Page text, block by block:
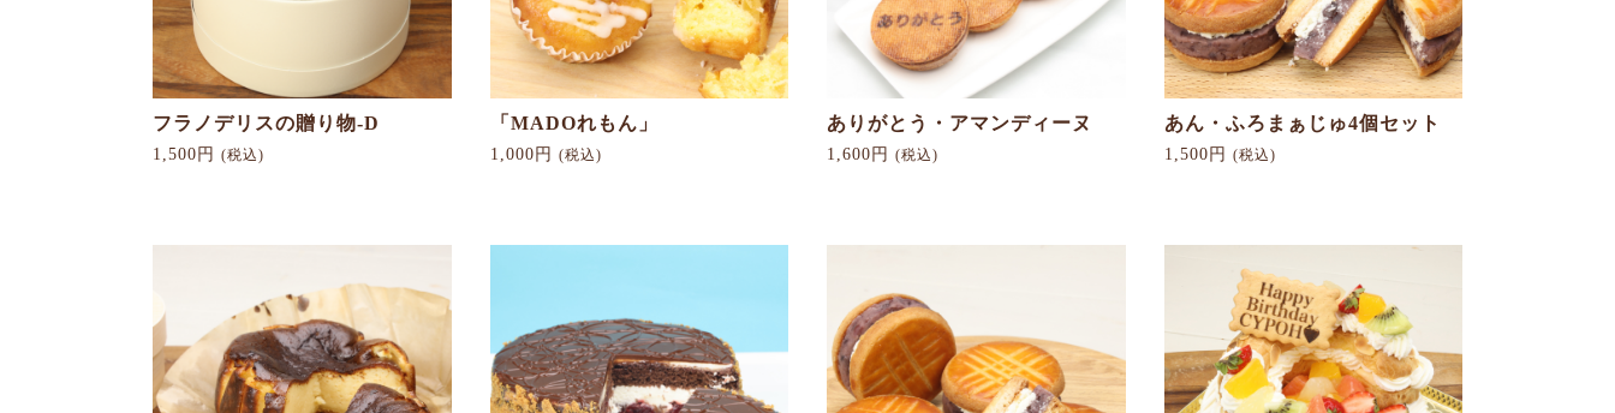
フラノデリスの贈り物-D
1,500円 (税込)
「MADOれもん」
1,000円 (税込)
ありがとう・アマンディーヌ
1,600円 (税込)
あん・ふろまぁじゅ4個セット
1,500円 (税込)